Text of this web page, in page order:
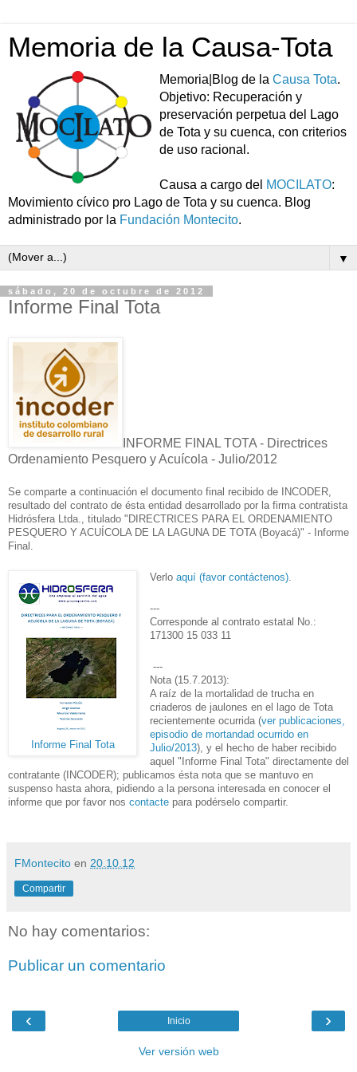
Memoria de la Causa-Tota
Memoria|Blog de la Causa Tota.
Objetivo: Recuperación y
preservación perpetua del Lago
de Tota y su cuenca, con criterios
de uso racional.
Causa a cargo del MOCILATO:
Movimiento cívico pro Lago de Tota y su cuenca. Blog
administrado por la Fundación Montecito.
▼
sábado, 20 de octubre de 2012
Informe Final Tota
INFORME FINAL TOTA - Directrices
Ordenamiento Pesquero y Acuícola - Julio/2012
Se comparte a continuación el documento final recibido de INCODER,
resultado del contrato de ésta entidad desarrollado por la firma contratista
Hidrósfera Ltda., titulado "DIRECTRICES PARA EL ORDENAMIENTO
PESQUERO Y ACUÍCOLA DE LA LAGUNA DE TOTA (Boyacá)" - Informe
Final.
Informe Final Tota
Verlo aquí (favor contáctenos).
---
Corresponde al contrato estatal No.:
171300 15 033 11
---
Nota (15.7.2013):
A raíz de la mortalidad de trucha en
criaderos de jaulones en el lago de Tota
recientemente ocurrida (ver publicaciones,
episodio de mortandad ocurrido en
Julio/2013), y el hecho de haber recibido
aquel "Informe Final Tota" directamente del
contratante (INCODER); publicamos ésta nota que se mantuvo en
suspenso hasta ahora, pidiendo a la persona interesada en conocer el
informe que por favor nos contacte para podérselo compartir.
FMontecito en 20.10.12
Compartir
No hay comentarios:
Publicar un comentario
‹ ›
Inicio
Ver versión web